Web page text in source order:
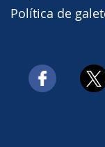
Política de